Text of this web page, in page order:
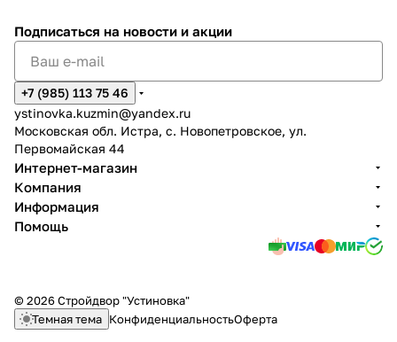
Подписаться на новости и акции
+7 (985) 113 75 46
ystinovka.kuzmin@yandex.ru
Московская обл. Истра, с. Новопетровское, ул.
Первомайская 44
Интернет-магазин
Компания
Информация
Помощь
© 2026 Стройдвор "Устиновка"
Темная тема КонфиденциальностьОферта